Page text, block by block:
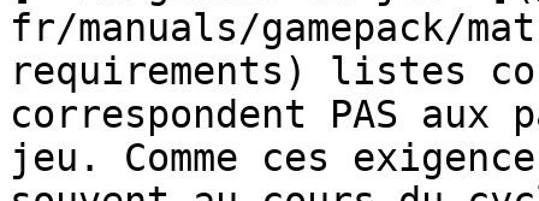
fr/manuals/gamepack/
requirements) listes
correspondent PAS aux
jeu. Comme ces